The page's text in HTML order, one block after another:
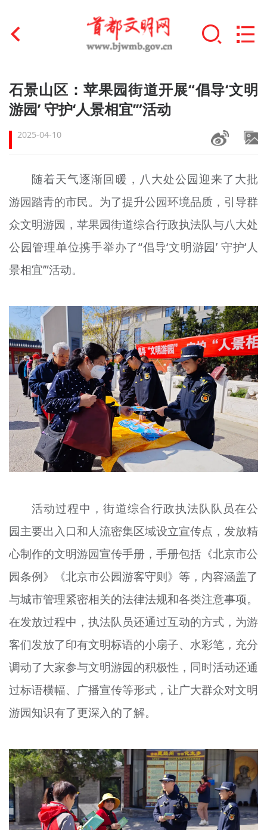
首页
文明创建
文明实践
+
未成年人思想道德建设
榜样人物
+
身边好人
北京宣传文化引导基金
宣传思想文化人才
专题
资料库
+
石景山区：苹果园街道开展“倡导‘文明
游园’ 守护‘人景相宜’”活动
2025-04-10
随着天气逐渐回暖，八大处公园迎来了大批
游园踏青的市民。为了提升公园环境品质，引导群
众文明游园，苹果园街道综合行政执法队与八大处
公园管理单位携手举办了“倡导‘文明游园’ 守护‘人
景相宜’”活动。
活动过程中，街道综合行政执法队队员在公
园主要出入口和人流密集区域设立宣传点，发放精
心制作的文明游园宣传手册，手册包括《北京市公
园条例》《北京市公园游客守则》等，内容涵盖了
与城市管理紧密相关的法律法规和各类注意事项。
在发放过程中，执法队员还通过互动的方式，为游
客们发放了印有文明标语的小扇子、水彩笔，充分
调动了大家参与文明游园的积极性，同时活动还通
过标语横幅、广播宣传等形式，让广大群众对文明
游园知识有了更深入的了解。